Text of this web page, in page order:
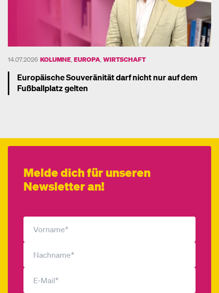
14.07.2026 KOLUMNE EUROPA WIRTSCHAFT
Europäische Souveränität darf nicht nur auf dem
Fußballplatz gelten
Melde dich für unseren
Newsletter an!